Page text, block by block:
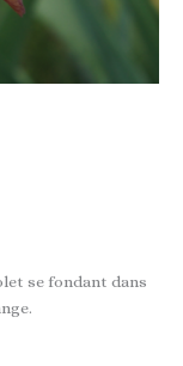
se fondant dans